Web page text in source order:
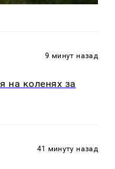
9 минут назад
на коленях за
41 минуту назад